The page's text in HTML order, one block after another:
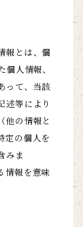
報とは、個
人情報、
って、当該
述等により
他の情報と
定の個人を
みま
情報を意味